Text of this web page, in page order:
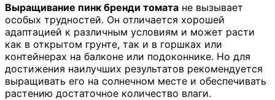
Выращивание пинк бренди томата не вызывает
особых трудностей. Он отличается хорошей
адаптацией к различным условиям и может расти
как в открытом грунте, так и в горшках или
контейнерах на балконе или подоконнике. Но для
достижения наилучших результатов рекомендуется
выращивать его на солнечном месте и обеспечивать
растению достаточное количество влаги.